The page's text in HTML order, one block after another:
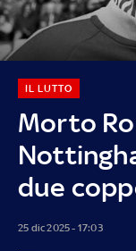
Morto
due
IL LUTTO
25 dic 2025 - 17:03